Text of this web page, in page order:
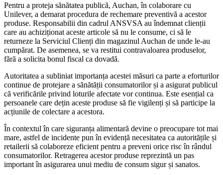
Pentru a proteja sănătatea publică, Auchan, în colaborare cu
Unilever, a demarat procedura de rechemare preventivă a acestor
produse. Responsabilii din cadrul ANSVSA au îndemnat clienții
care au achiziționat aceste articole să nu le consume, ci să le
returneze la Serviciul Clienți din magazinul Auchan de unde le-au
cumpărat. De asemenea, se va restitui contravaloarea produselor,
fără a solicita bonul fiscal ca dovadă.
Autoritatea a subliniat importanța acestei măsuri ca parte a eforturilor
continue de protejare a sănătății consumatorilor și a asigurat publicul
că verificările privind loturile afectate vor continua. Este esențial ca
persoanele care dețin aceste produse să fie vigilenți și să participe la
acțiunile de colectare a acestora.
În contextul în care siguranța alimentară devine o preocupare tot mai
mare, astfel de incidente pun în evidență necesitatea ca autoritățile și
retailerii să colaboreze eficient pentru a preveni orice risc în rândul
consumatorilor. Retragerea acestor produse reprezintă un pas
important în asigurarea unui mediu de consum sigur și sanatos.